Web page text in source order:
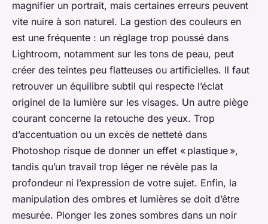
magnifier un portrait, mais certaines erreurs peuvent
vite nuire à son naturel. La gestion des couleurs en
est une fréquente : un réglage trop poussé dans
Lightroom, notamment sur les tons de peau, peut
créer des teintes peu flatteuses ou artificielles. Il faut
retrouver un équilibre subtil qui respecte l’éclat
originel de la lumière sur les visages. Un autre piège
courant concerne la retouche des yeux. Trop
d’accentuation ou un excès de netteté dans
Photoshop risque de donner un effet « plastique »,
tandis qu’un travail trop léger ne révèle pas la
profondeur ni l’expression de votre sujet. Enfin, la
manipulation des ombres et lumières se doit d’être
mesurée. Plonger les zones sombres dans un noir